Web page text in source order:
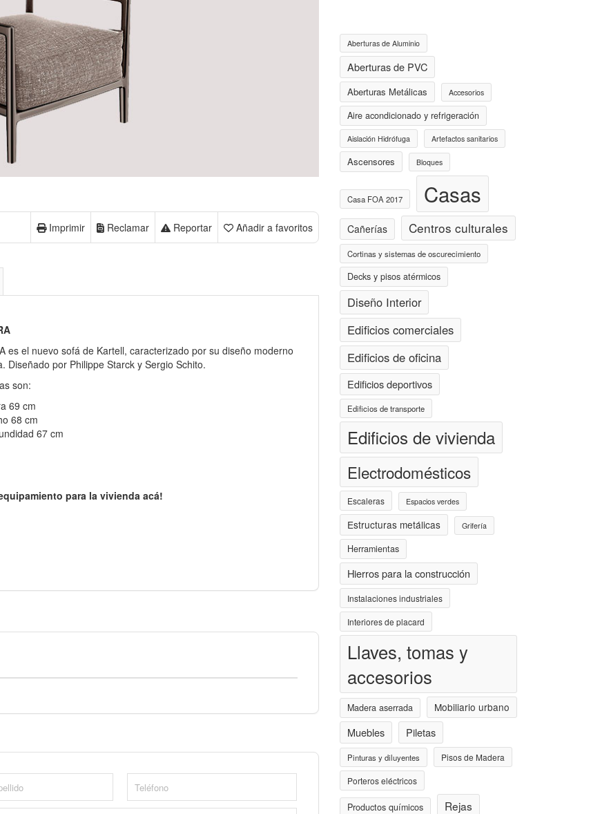
Añadir a favoritos
Reportar
Reclamar
Imprimir
es el nuevo sofá de Kartell, caracterizado por su diseño moderno
Diseñado por Philippe Starck y Sergio Schito.
son:
69 cm
68 cm
67 cm
para la vivienda acá!
Aberturas de Aluminio
Aberturas de PVC
Aberturas Metálicas Accesorios
Aire acondicionado y refrigeración
Aislación Hidrófuga Artefactos sanitarios
Ascensores Bloques
Casa FOA 2017 Casas
Cañerías Centros culturales
Cortinas y sistemas de oscurecimiento
Decks y pisos atérmicos
Diseño Interior
Edificios comerciales
Edificios de oficina
Edificios deportivos
Edificios de transporte
Edificios de vivienda
Electrodomésticos
Escaleras Espacios verdes
Estructuras metálicas Grifería
Herramientas
Hierros para la construcción
Instalaciones industriales
Interiores de placard
Llaves, tomas y
accesorios
Madera aserrada Mobiliario urbano
Muebles Piletas
Pinturas y diluyentes
Pisos de Madera
Porteros eléctricos
Productos químicos Rejas